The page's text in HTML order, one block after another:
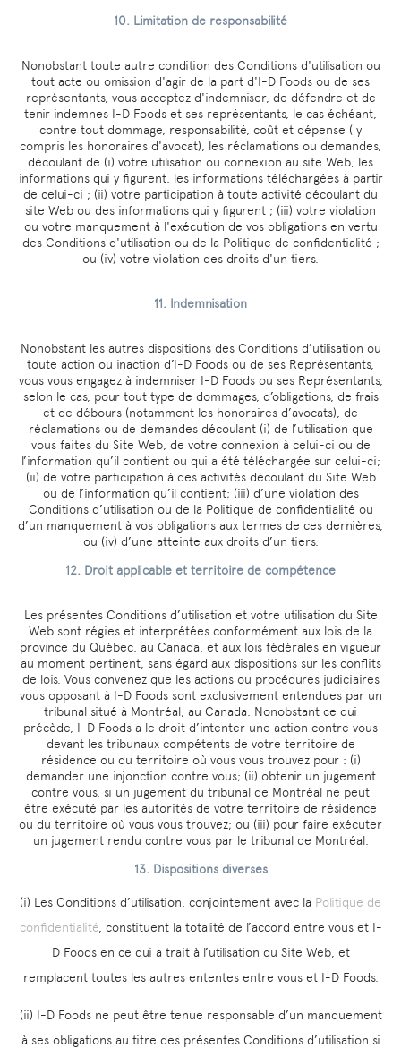
10. Limitation de responsabilité
Nonobstant toute autre condition des Conditions d'utilisation ou
tout acte ou omission d'agir de la part d'I-D Foods ou de ses
représentants, vous acceptez d'indemniser, de défendre et de
tenir indemnes I-D Foods et ses représentants, le cas échéant,
contre tout dommage, responsabilité, coût et dépense ( y
compris les honoraires d'avocat), les réclamations ou demandes,
découlant de (i) votre utilisation ou connexion au site Web, les
informations qui y figurent, les informations téléchargées à partir
de celui-ci ; (ii) votre participation à toute activité découlant du
site Web ou des informations qui y figurent ; (iii) votre violation
ou votre manquement à l'exécution de vos obligations en vertu
des Conditions d'utilisation ou de la Politique de confidentialité ;
ou (iv) votre violation des droits d'un tiers.
11. Indemnisation
Nonobstant les autres dispositions des Conditions d’utilisation ou
toute action ou inaction d’I-D Foods ou de ses Représentants,
vous vous engagez à indemniser I-D Foods ou ses Représentants,
selon le cas, pour tout type de dommages, d’obligations, de frais
et de débours (notamment les honoraires d’avocats), de
réclamations ou de demandes découlant (i) de l’utilisation que
vous faites du Site Web, de votre connexion à celui-ci ou de
l’information qu’il contient ou qui a été téléchargée sur celui-ci;
(ii) de votre participation à des activités découlant du Site Web
ou de l’information qu’il contient; (iii) d’une violation des
Conditions d’utilisation ou de la Politique de confidentialité ou
d’un manquement à vos obligations aux termes de ces dernières,
ou (iv) d’une atteinte aux droits d’un tiers.
12. Droit applicable et territoire de compétence
Les présentes Conditions d’utilisation et votre utilisation du Site
Web sont régies et interprétées conformément aux lois de la
province du Québec, au Canada, et aux lois fédérales en vigueur
au moment pertinent, sans égard aux dispositions sur les conflits
de lois. Vous convenez que les actions ou procédures judiciaires
vous opposant à I-D Foods sont exclusivement entendues par un
tribunal situé à Montréal, au Canada. Nonobstant ce qui
précède, I-D Foods a le droit d’intenter une action contre vous
devant les tribunaux compétents de votre territoire de
résidence ou du territoire où vous vous trouvez pour : (i)
demander une injonction contre vous; (ii) obtenir un jugement
contre vous, si un jugement du tribunal de Montréal ne peut
être exécuté par les autorités de votre territoire de résidence
ou du territoire où vous vous trouvez; ou (iii) pour faire exécuter
un jugement rendu contre vous par le tribunal de Montréal.
13. Dispositions diverses
(i) Les Conditions d’utilisation, conjointement avec la Politique de
confidentialité, constituent la totalité de l’accord entre vous et I-
D Foods en ce qui a trait à l’utilisation du Site Web, et
remplacent toutes les autres ententes entre vous et I-D Foods.
(ii) I-D Foods ne peut être tenue responsable d’un manquement
à ses obligations au titre des présentes Conditions d’utilisation si